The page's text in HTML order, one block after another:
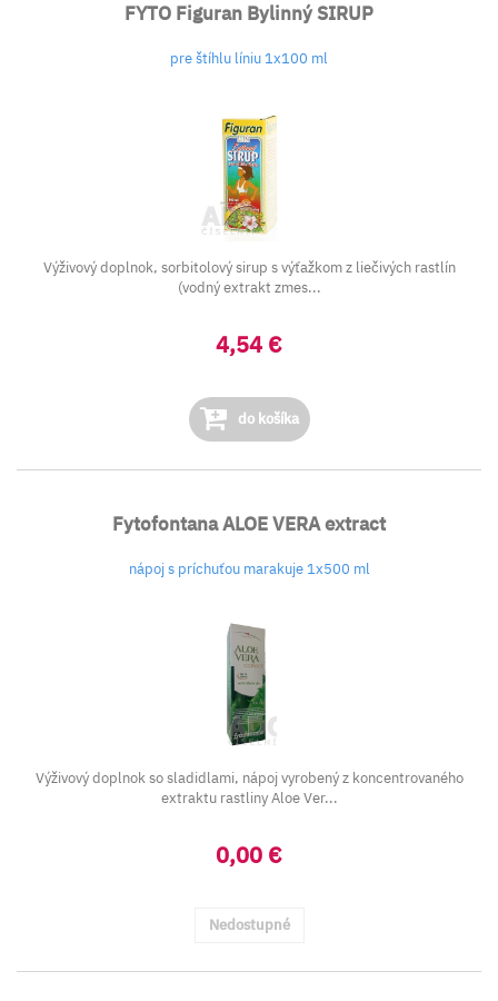
FYTO Figuran Bylinný SIRUP
pre štíhlu líniu 1x100 ml
Výživový doplnok, sorbitolový sirup s výťažkom z liečivých rastlín
(vodný extrakt zmes...
4,54 €
do košíka
Fytofontana ALOE VERA extract
nápoj s príchuťou marakuje 1x500 ml
Výživový doplnok so sladidlami, nápoj vyrobený z koncentrovaného
extraktu rastliny Aloe Ver...
0,00 €
Nedostupné